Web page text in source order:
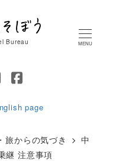
Bureau MENU
page
旅からの気づき
中
継 注意事項